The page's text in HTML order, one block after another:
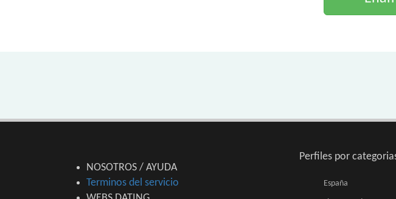
NOSOTROS / AYUDA
Terminos del servicio
Perfiles por
España